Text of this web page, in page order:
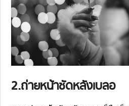
2.ถ่ายหน้าชัดหลังเบลอ